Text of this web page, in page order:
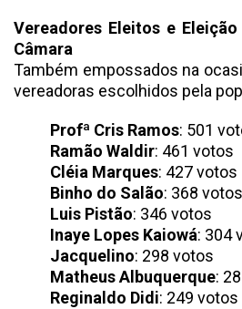
Vereadores Eleitos e
Câmara
Também empossados na
vereadoras escolhidos pela
Profª Cris Ramos: 501
Ramão Waldir: 461 votos
Cléia Marques: 427 votos
Binho do Salão: 368 votos
Luis Pistão: 346 votos
Inaye Lopes Kaiowá: 304
Jacquelino: 298 votos
Matheus Albuquerque:
Reginaldo Didi: 249 votos